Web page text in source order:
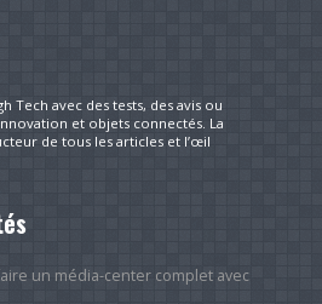
Tech avec des tests, des avis ou
et objets connectés. La
de tous les articles et l’œil
un média-center complet avec